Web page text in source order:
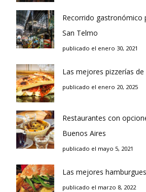
Recorrido gastronómico
San Telmo
publicado el enero 30, 2021
Las mejores pizzerías
publicado el enero 20, 2025
Restaurantes con
Buenos Aires
publicado el mayo 5, 2021
Las mejores
publicado el marzo 8, 2022